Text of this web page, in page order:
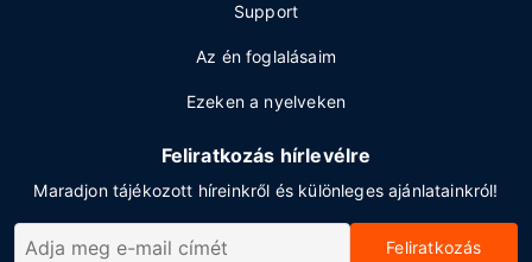
Support
Az én foglalásaim
Ezeken a nyelveken
Feliratkozás hírlevélre
Maradjon tájékozott híreinkről és különleges ajánlatainkról!
Feliratkozás